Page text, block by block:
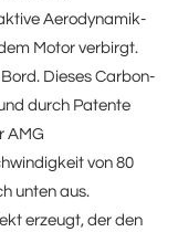
Aerodynamik-
Motor verbirgt.
Dieses Carbon-
durch Patente
AMG
von 80
unten aus.
erzeugt, der den